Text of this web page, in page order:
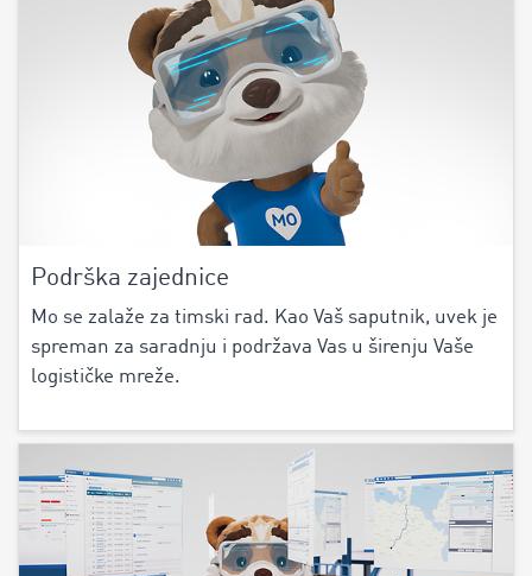
Podrška zajednice
Mo se zalaže za timski rad. Kao Vaš saputnik, uvek je
spreman za saradnju i podržava Vas u širenju Vaše
logističke mreže.